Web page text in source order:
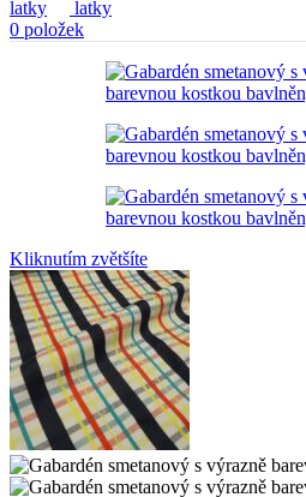
0 položek
Kliknutím zvětšíte